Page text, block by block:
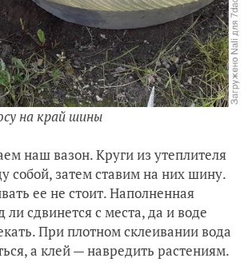
на край шины
наш вазон. Круги из утеплителя
собой, затем ставим на них шину.
ее не стоит. Наполненная
ли сдвинется с места, да и воде
При плотном склеивании вода
а клей — навредить растениям.